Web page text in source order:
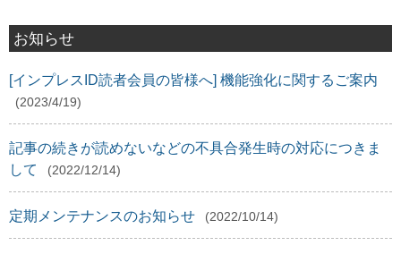
お知らせ
[インプレスID読者会員の皆様へ] 機能強化に関するご案内
(2023/4/19)
記事の続きが読めないなどの不具合発生時の対応につきま
して
(2022/12/14)
定期メンテナンスのお知らせ (2022/10/14)